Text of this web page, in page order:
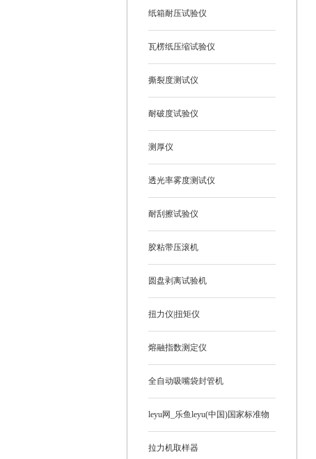
纸箱耐压试验仪
瓦楞纸压缩试验仪
撕裂度测试仪
耐破度试验仪
测厚仪
透光率雾度测试仪
耐刮擦试验仪
胶粘带压滚机
圆盘剥离试验机
扭力仪|扭矩仪
熔融指数测定仪
全自动吸嘴袋封管机
leyu网_乐鱼leyu(中国)国家标准物
质
拉力机取样器